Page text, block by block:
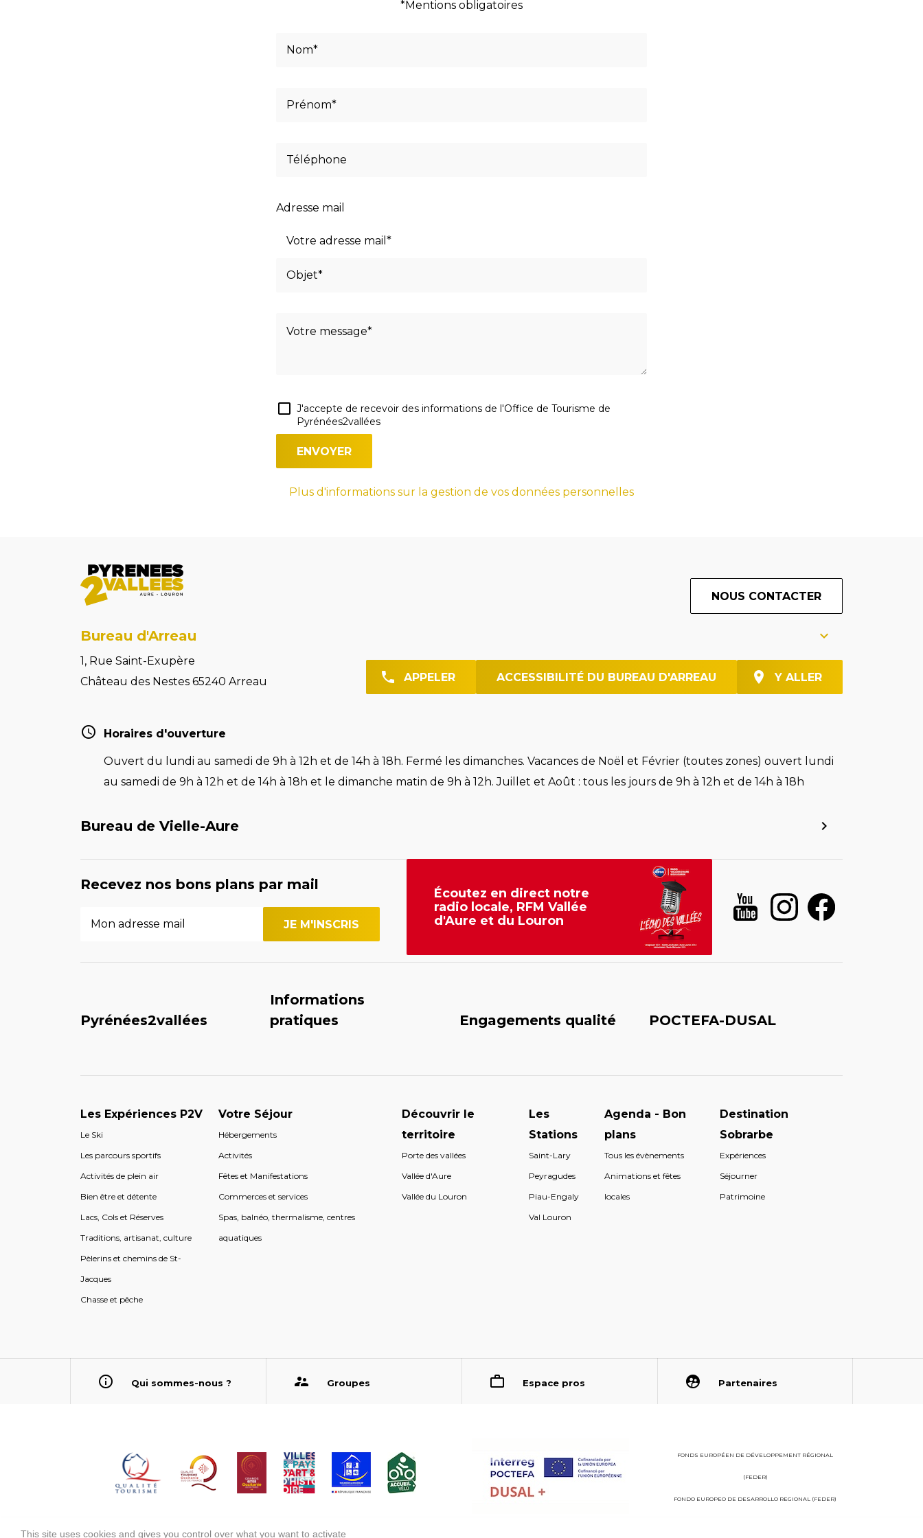
*Mentions obligatoires
Adresse mail
J'accepte de recevoir des informations de l'Office de Tourisme de
Pyrénées2vallées
Plus d'informations sur la gestion de vos données personnelles
NOUS CONTACTER
Bureau d'Arreau
1, Rue Saint-Exupère
Château des Nestes 65240 Arreau
APPELER ACCESSIBILITÉ DU BUREAU D'ARREAU Y ALLER
Horaires d'ouverture
Ouvert du lundi au samedi de 9h à 12h et de 14h à 18h. Fermé les dimanches. Vacances de Noël et Février (toutes zones) ouvert lundi
au samedi de 9h à 12h et de 14h à 18h et le dimanche matin de 9h à 12h. Juillet et Août : tous les jours de 9h à 12h et de 14h à 18h
Bureau de Vielle-Aure
Recevez nos bons plans par mail
Écoutez en direct notre
radio locale, RFM Vallée
d'Aure et du Louron
Pyrénées2vallées
Informations
pratiques
Engagements qualité POCTEFA-DUSAL
Les Expériences P2V
Le Ski
Les parcours sportifs
Activités de plein air
Bien être et détente
Lacs, Cols et Réserves
Traditions, artisanat, culture
Pèlerins et chemins de St-
Jacques
Chasse et pêche
Votre Séjour
Hébergements
Activités
Fêtes et Manifestations
Commerces et services
Spas, balnéo, thermalisme, centres
aquatiques
Découvrir le
territoire
Porte des vallées
Vallée d'Aure
Vallée du Louron
Les
Stations
Saint-Lary
Peyragudes
Piau-Engaly
Val Louron
Agenda - Bon
plans
Tous les évènements
Animations et fêtes
locales
Destination
Sobrarbe
Expériences
Séjourner
Patrimoine
Qui sommes-nous ? Groupes Espace pros Partenaires
FONDS EUROPÉEN DE DÉVELOPPEMENT RÉGIONAL
(FEDER)
FONDO EUROPEO DE DESARROLLO REGIONAL (FEDER)
This site uses cookies and gives you control over what you want to activate